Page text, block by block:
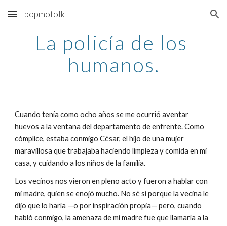
Skip to main content Skip to navigation
popmofolk
La policía de los
humanos.
Cuando tenía como ocho años se me ocurrió aventar
huevos a la ventana del departamento de enfrente. Como
cómplice, estaba conmigo César, el hijo de una mujer
maravillosa que trabajaba haciendo limpieza y comida en mi
casa, y cuidando a los niños de la familia.
Los vecinos nos vieron en pleno acto y fueron a hablar con
mi madre, quien se enojó mucho. No sé si porque la vecina le
dijo que lo haría —o por inspiración propia— pero, cuando
habló conmigo, la amenaza de mi madre fue que llamaría a la